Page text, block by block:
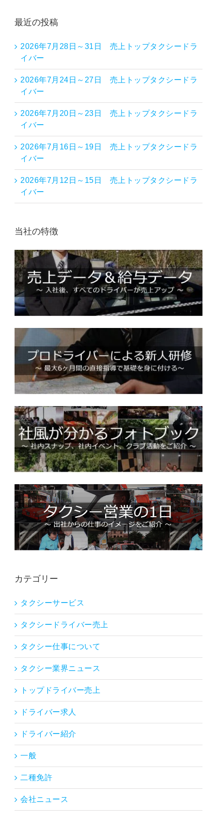
最近の投稿
2026年7月28日～31日 売上トップタクシードラ
イバー
2026年7月24日～27日 売上トップタクシードラ
イバー
2026年7月20日～23日 売上トップタクシードラ
イバー
2026年7月16日～19日 売上トップタクシードラ
イバー
2026年7月12日～15日 売上トップタクシードラ
イバー
当社の特徴
カテゴリー
タクシーサービス
タクシードライバー売上
タクシー仕事について
タクシー業界ニュース
トップドライバー売上
ドライバー求人
ドライバー紹介
一般
二種免許
会社ニュース